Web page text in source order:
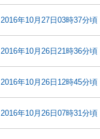
2016年10月27日03時37分頃
2016年10月26日21時36分頃
2016年10月26日12時45分頃
2016年10月26日07時31分頃